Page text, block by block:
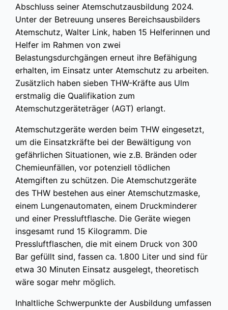
Abschluss seiner Atemschutzausbildung 2024.
Unter der Betreuung unseres Bereichsausbilders
Atemschutz, Walter Link, haben 15 Helferinnen und
Helfer im Rahmen von zwei
Belastungsdurchgängen erneut ihre Befähigung
erhalten, im Einsatz unter Atemschutz zu arbeiten.
Zusätzlich haben sieben THW-Kräfte aus Ulm
erstmalig die Qualifikation zum
Atemschutzgeräteträger (AGT) erlangt.
Atemschutzgeräte werden beim THW eingesetzt,
um die Einsatzkräfte bei der Bewältigung von
gefährlichen Situationen, wie z.B. Bränden oder
Chemieunfällen, vor potenziell tödlichen
Atemgiften zu schützen. Die Atemschutzgeräte
des THW bestehen aus einer Atemschutzmaske,
einem Lungenautomaten, einem Druckminderer
und einer Pressluftflasche. Die Geräte wiegen
insgesamt rund 15 Kilogramm. Die
Pressluftflaschen, die mit einem Druck von 300
Bar gefüllt sind, fassen ca. 1.800 Liter und sind für
etwa 30 Minuten Einsatz ausgelegt, theoretisch
wäre sogar mehr möglich.
Inhaltliche Schwerpunkte der Ausbildung umfassen